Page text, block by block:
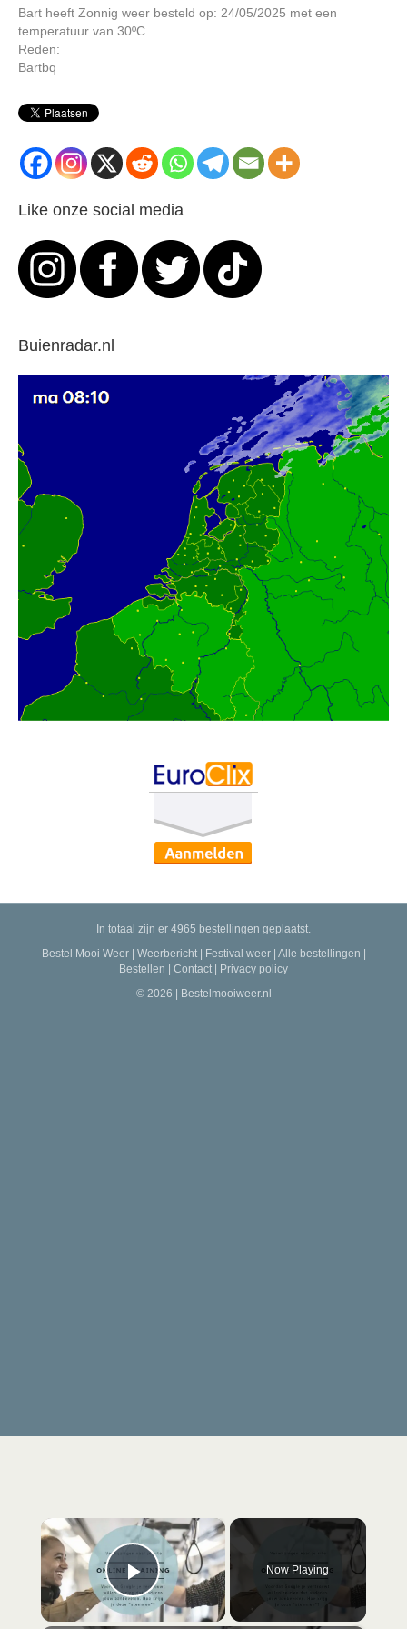
Bart heeft Zonnig weer besteld op: 24/05/2025 met een
temperatuur van 30ºC.
Reden:
Bartbq
Like onze social media
Buienradar.nl
In totaal zijn er 4965 bestellingen geplaatst.
Bestel Mooi Weer| Weerbericht| Festival weer| Alle bestellingen |
Bestellen | Contact | Privacy policy
© 2026 | Bestelmooiweer.nl
×
Play Video
Now Playing